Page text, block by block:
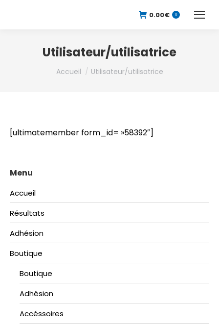
0.00€ 0
Utilisateur/utilisatrice
Vous êtes ici :
Accueil Utilisateur/utilisatrice
[ultimatemember form_id= »58392″]
Menu
Accueil
Résultats
Adhésion
Boutique
Boutique
Adhésion
Accéssoires